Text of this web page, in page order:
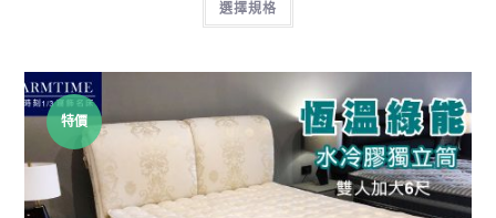
選擇規格
特價